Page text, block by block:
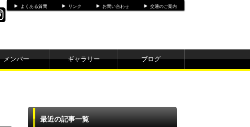
よくある質問 リンク お問い合わせ 交通のご案内
メンバー ギャラリー ブログ
最近の記事一覧